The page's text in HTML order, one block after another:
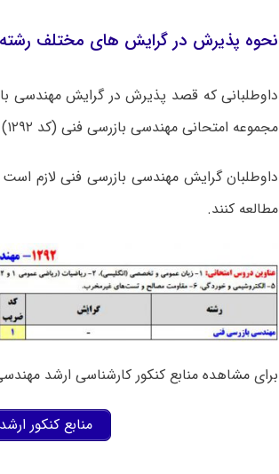
نحوه پذیرش در گرایش های مختلف
داوطلبانی که قصد پذیرش در گرایش مهندسی
مجموعه امتحانی مهندسی بازرسی فنی (کد ۱۲۹۲) شرکت کنند.
داوطلبان گرایش مهندسی بازرسی فنی لازم
مطالعه کنند.
برای مشاهده منابع کنکور کارشناسی ارشد
منابع کنکور